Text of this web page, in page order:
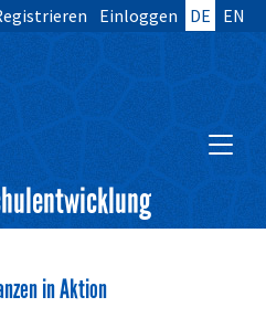
Einloggen DE EN
in Aktion